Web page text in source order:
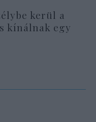
kerül a
kínálnak egy